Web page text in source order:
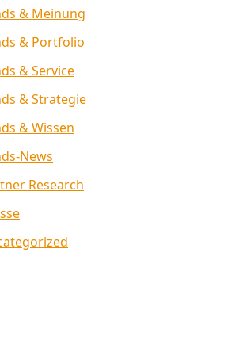
& Meinung
& Portfolio
& Service
& Strategie
& Wissen
News
Research